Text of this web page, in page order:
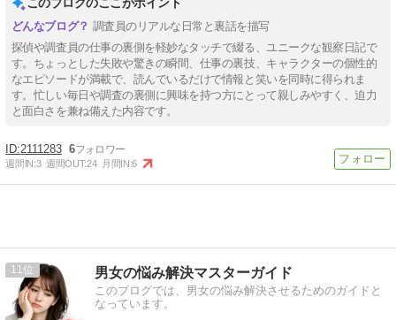
調査員のリアルな日常と裏話を描写
探偵や調査員の仕事の裏側を軽妙なタッチで綴る、ユニークな観察日記で
す。ちょっとした失敗や驚きの瞬間、仕事の裏技、キャラクターの個性的
なエピソードが満載で、読んでいるだけで情報と笑いを同時に得られま
す。忙しい毎日や調査の裏側に興味を持つ方にとって親しみやすく、迫力
と面白さを兼ね備えた内容です。
2111283 6
週間IN:3 週間OUT:24 月間IN:6
11 男女の悩み解決マスターガイド
このブログでは、男女の悩み解決させるためのガイドと
なっています。